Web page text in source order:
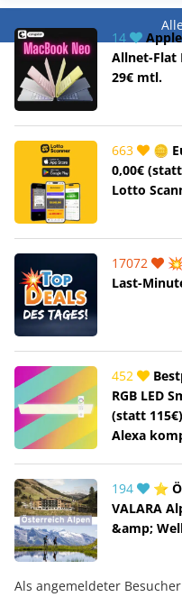
14
Allnet-Flat
29€ mtl.
663
🪙
0,00€
Lotto
17072
Last-
452
RGB LED
(statt
Alexa
194
⭐
VALARA
&amp;
Als angemeldeter